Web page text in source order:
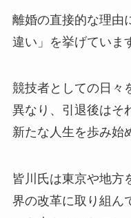
離婚の直接的な理由
違い」を挙げていま
競技者としての日々
異なり、引退後はそ
新たな人生を歩み始
皆川氏は東京や地方
界の改革に取り組ん